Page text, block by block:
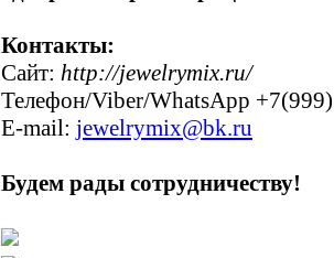
Контакты:
Сайт: http://jewelrymix.ru/
Телефон/Viber/WhatsApp
E-mail: jewelrymix@bk.ru
Будем рады сотрудничеству!